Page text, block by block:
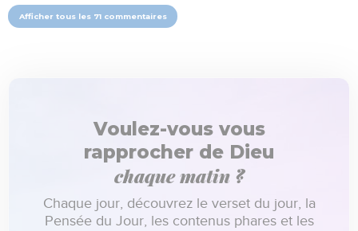
Afficher tous les 71 commentaires
Voulez-vous vous
rapprocher de Dieu
chaque matin ?
Chaque jour, découvrez le verset du jour, la
Pensée du Jour, les contenus phares et les